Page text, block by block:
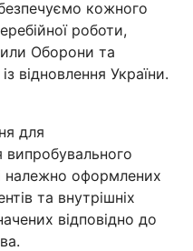
кожного
роботи,
Оборони та
відновлення України.
для
випробувального
належно оформлених
та внутрішніх
відповідно до